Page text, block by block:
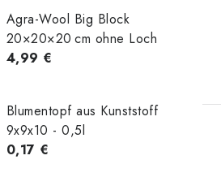
Agra-Wool Big Block
20×20×20 cm ohne Loch
4,99 €
Blumentopf aus Kunststoff
9x9x10 - 0,5l
0,17 €